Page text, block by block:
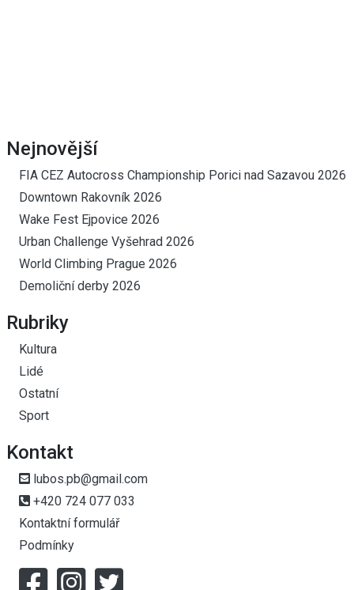
Nejnovější
FIA CEZ Autocross Championship Porici nad Sazavou 2026
Downtown Rakovník 2026
Wake Fest Ejpovice 2026
Urban Challenge Vyšehrad 2026
World Climbing Prague 2026
Demoliční derby 2026
Rubriky
Kultura
Lidé
Ostatní
Sport
Kontakt
lubos.pb@gmail.com
+420 724 077 033
Kontaktní formulář
Podmínky